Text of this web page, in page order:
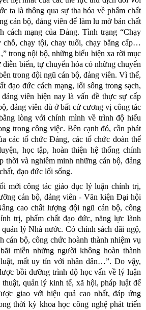
ta là thông qua sự tha hóa về phẩm chất
cán bộ, đảng viên để làm lu mờ bản chất
cách mạng của Đảng. Tình trạng “Chạy
chỗ, chạy tội, chay tuổi, chạy bằng cấp…
trong nội bộ, những biểu hiện xa rời mục
biến, tự chuyển hóa có những chuyển
trong đội ngũ cán bộ, đảng viên. Vì thế,
đạo đức cách mạng, lối sống trong sạch,
viên hiện nay là vấn đề thực sự cấp
đảng viên dù ở bất cứ cương vị công tác
lòng với chính mình về trình độ hiểu
trong công việc. Bên cạnh đó, cần phát
các tổ chức Đảng, các tổ chức đoàn thể
học tập, hoàn thiện hệ thống chính
thời và nghiêm minh những cán bộ, đảng
đạo đức lối sống.
mới công tác giáo dục lý luận chính trị,
cán bộ, đảng viên - Văn kiện Đại hội
cao chất lượng đội ngũ cán bộ, công
trị, phẩm chất đạo đức, năng lực lãnh
lý Nhà nước. Có chính sách đãi ngộ,
cán bộ, công chức hoành thành nhiệm vụ
miễn những người không hoàn thành
mất uy tín với nhân dân…”. Do vậy,
bồi dưỡng trình độ học vấn về lý luận
quản lý kinh tế, xã hội, pháp luật để
giao với hiệu quả cao nhất, đáp ứng
thời kỳ khoa học công nghệ phát triển